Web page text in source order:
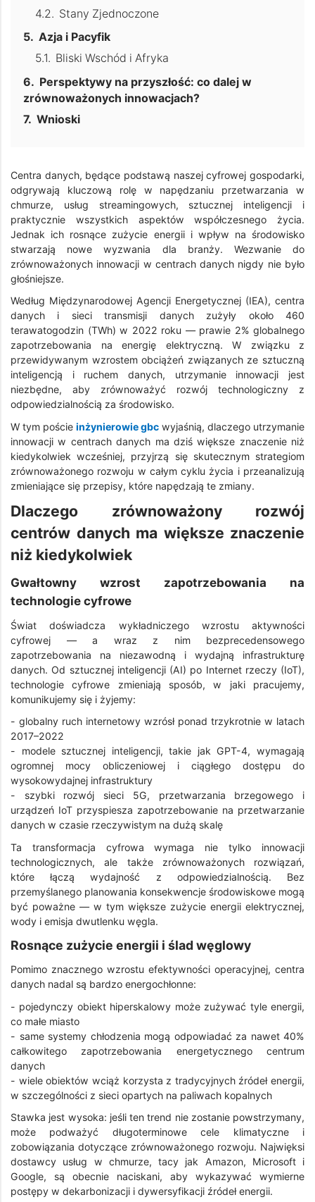
Stany Zjednoczone
Azja i Pacyfik
Bliski Wschód i Afryka
Perspektywy na przyszłość: co dalej w
zrównoważonych innowacjach?
Wnioski
Centra danych, będące podstawą naszej cyfrowej gospodarki,
odgrywają kluczową rolę w napędzaniu przetwarzania w
chmurze, usług streamingowych, sztucznej inteligencji i
praktycznie wszystkich aspektów współczesnego życia.
Jednak ich rosnące zużycie energii i wpływ na środowisko
stwarzają nowe wyzwania dla branży. Wezwanie do
zrównoważonych innowacji w centrach danych nigdy nie było
głośniejsze.
Według Międzynarodowej Agencji Energetycznej (IEA), centra
danych i sieci transmisji danych zużyły około 460
terawatogodzin (TWh) w 2022 roku — prawie 2% globalnego
zapotrzebowania na energię elektryczną. W związku z
przewidywanym wzrostem obciążeń związanych ze sztuczną
inteligencją i ruchem danych, utrzymanie innowacji jest
niezbędne, aby zrównoważyć rozwój technologiczny z
odpowiedzialnością za środowisko.
W tym poście inżynierowie gbc wyjaśnią, dlaczego utrzymanie
innowacji w centrach danych ma dziś większe znaczenie niż
kiedykolwiek wcześniej, przyjrzą się skutecznym strategiom
zrównoważonego rozwoju w całym cyklu życia i przeanalizują
zmieniające się przepisy, które napędzają te zmiany.
Dlaczego zrównoważony rozwój
centrów danych ma większe znaczenie
niż kiedykolwiek
Gwałtowny wzrost zapotrzebowania na
technologie cyfrowe
Świat doświadcza wykładniczego wzrostu aktywności
cyfrowej — a wraz z nim bezprecedensowego
zapotrzebowania na niezawodną i wydajną infrastrukturę
danych. Od sztucznej inteligencji (AI) po Internet rzeczy (IoT),
technologie cyfrowe zmieniają sposób, w jaki pracujemy,
komunikujemy się i żyjemy:
- globalny ruch internetowy wzrósł ponad trzykrotnie w latach
2017–2022
- modele sztucznej inteligencji, takie jak GPT-4, wymagają
ogromnej mocy obliczeniowej i ciągłego dostępu do
wysokowydajnej infrastruktury
- szybki rozwój sieci 5G, przetwarzania brzegowego i
urządzeń IoT przyspiesza zapotrzebowanie na przetwarzanie
danych w czasie rzeczywistym na dużą skalę
Ta transformacja cyfrowa wymaga nie tylko innowacji
technologicznych, ale także zrównoważonych rozwiązań,
które łączą wydajność z odpowiedzialnością. Bez
przemyślanego planowania konsekwencje środowiskowe mogą
być poważne — w tym większe zużycie energii elektrycznej,
wody i emisja dwutlenku węgla.
Rosnące zużycie energii i ślad węglowy
Pomimo znacznego wzrostu efektywności operacyjnej, centra
danych nadal są bardzo energochłonne:
- pojedynczy obiekt hiperskalowy może zużywać tyle energii,
co małe miasto
- same systemy chłodzenia mogą odpowiadać za nawet 40%
całkowitego zapotrzebowania energetycznego centrum
danych
- wiele obiektów wciąż korzysta z tradycyjnych źródeł energii,
w szczególności z sieci opartych na paliwach kopalnych
Stawka jest wysoka: jeśli ten trend nie zostanie powstrzymany,
może podważyć długoterminowe cele klimatyczne i
zobowiązania dotyczące zrównoważonego rozwoju. Najwięksi
dostawcy usług w chmurze, tacy jak Amazon, Microsoft i
Google, są obecnie naciskani, aby wykazywać wymierne
postępy w dekarbonizacji i dywersyfikacji źródeł energii.